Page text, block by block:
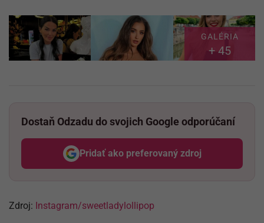
GALÉRIA
+ 45
Dostaň Odzadu do svojich Google odporúčaní
Pridať ako preferovaný zdroj
Odzadu, odkaz sa otvorí v
Zdroj: Instagram/sweetladylollipop